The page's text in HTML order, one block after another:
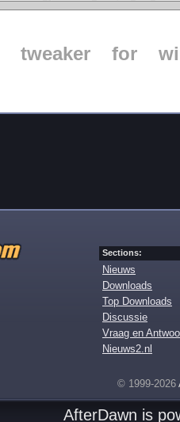
tweaker for
Sections:
Nieuws
Downloads
Top Downloads
Discussie
Vraag en
Nieuws2.nl
© 1999-2026
AfterDawn is